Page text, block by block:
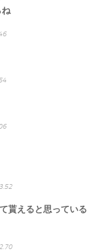
ね
貰えると思っている